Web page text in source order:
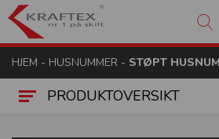
Kraftex - nr
HJEM - HUSNUMMER - STØPT
PRODUKTOVERSIKT